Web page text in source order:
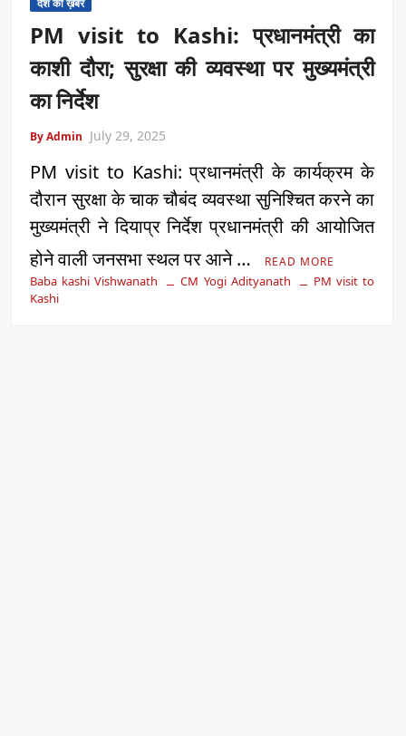
PM visit to Kashi: प्रधानमंत्री का
काशी दौरा; सुरक्षा की व्यवस्था पर मुख्यमंत्री
का निर्देश
By Admin July 29, 2025
PM visit to Kashi: प्रधानमंत्री के कार्यक्रम के
दौरान सुरक्षा के चाक चौबंद व्यवस्था सुनिश्चित करने का
मुख्यमंत्री ने दियाप्र निर्देश प्रधानमंत्री की आयोजित
होने वाली जनसभा स्थल पर आने …
READ MORE
Baba kashi Vishwanath CM Yogi Adityanath
PM visit to
Kashi